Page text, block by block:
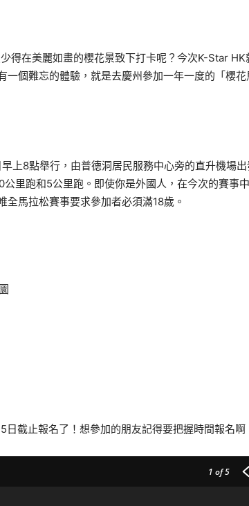
得在美麗如畫的櫻花景致下打卡呢？今次K-Star HK
一個難忘的體驗，就是去慶州參加一年一度的「櫻花
上8點舉行，由普德洞居民服務中心旁的直升機場
里跑和5公里跑。即使你是外國人，在今次的賽事
馬拉松賽事要求參加者必須滿18歲。
日截止報名了！想參加的朋友記得要把握時間報名啊
1 of 5